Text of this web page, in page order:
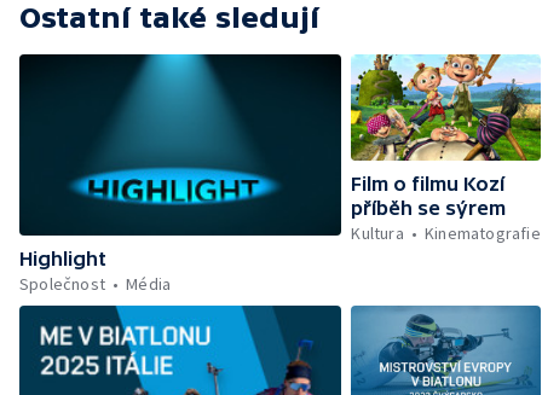
Ostatní také sledují
Highlight
Společnost
Média
Film o filmu Kozí
příběh se sýrem
Kultura
Kinematografie